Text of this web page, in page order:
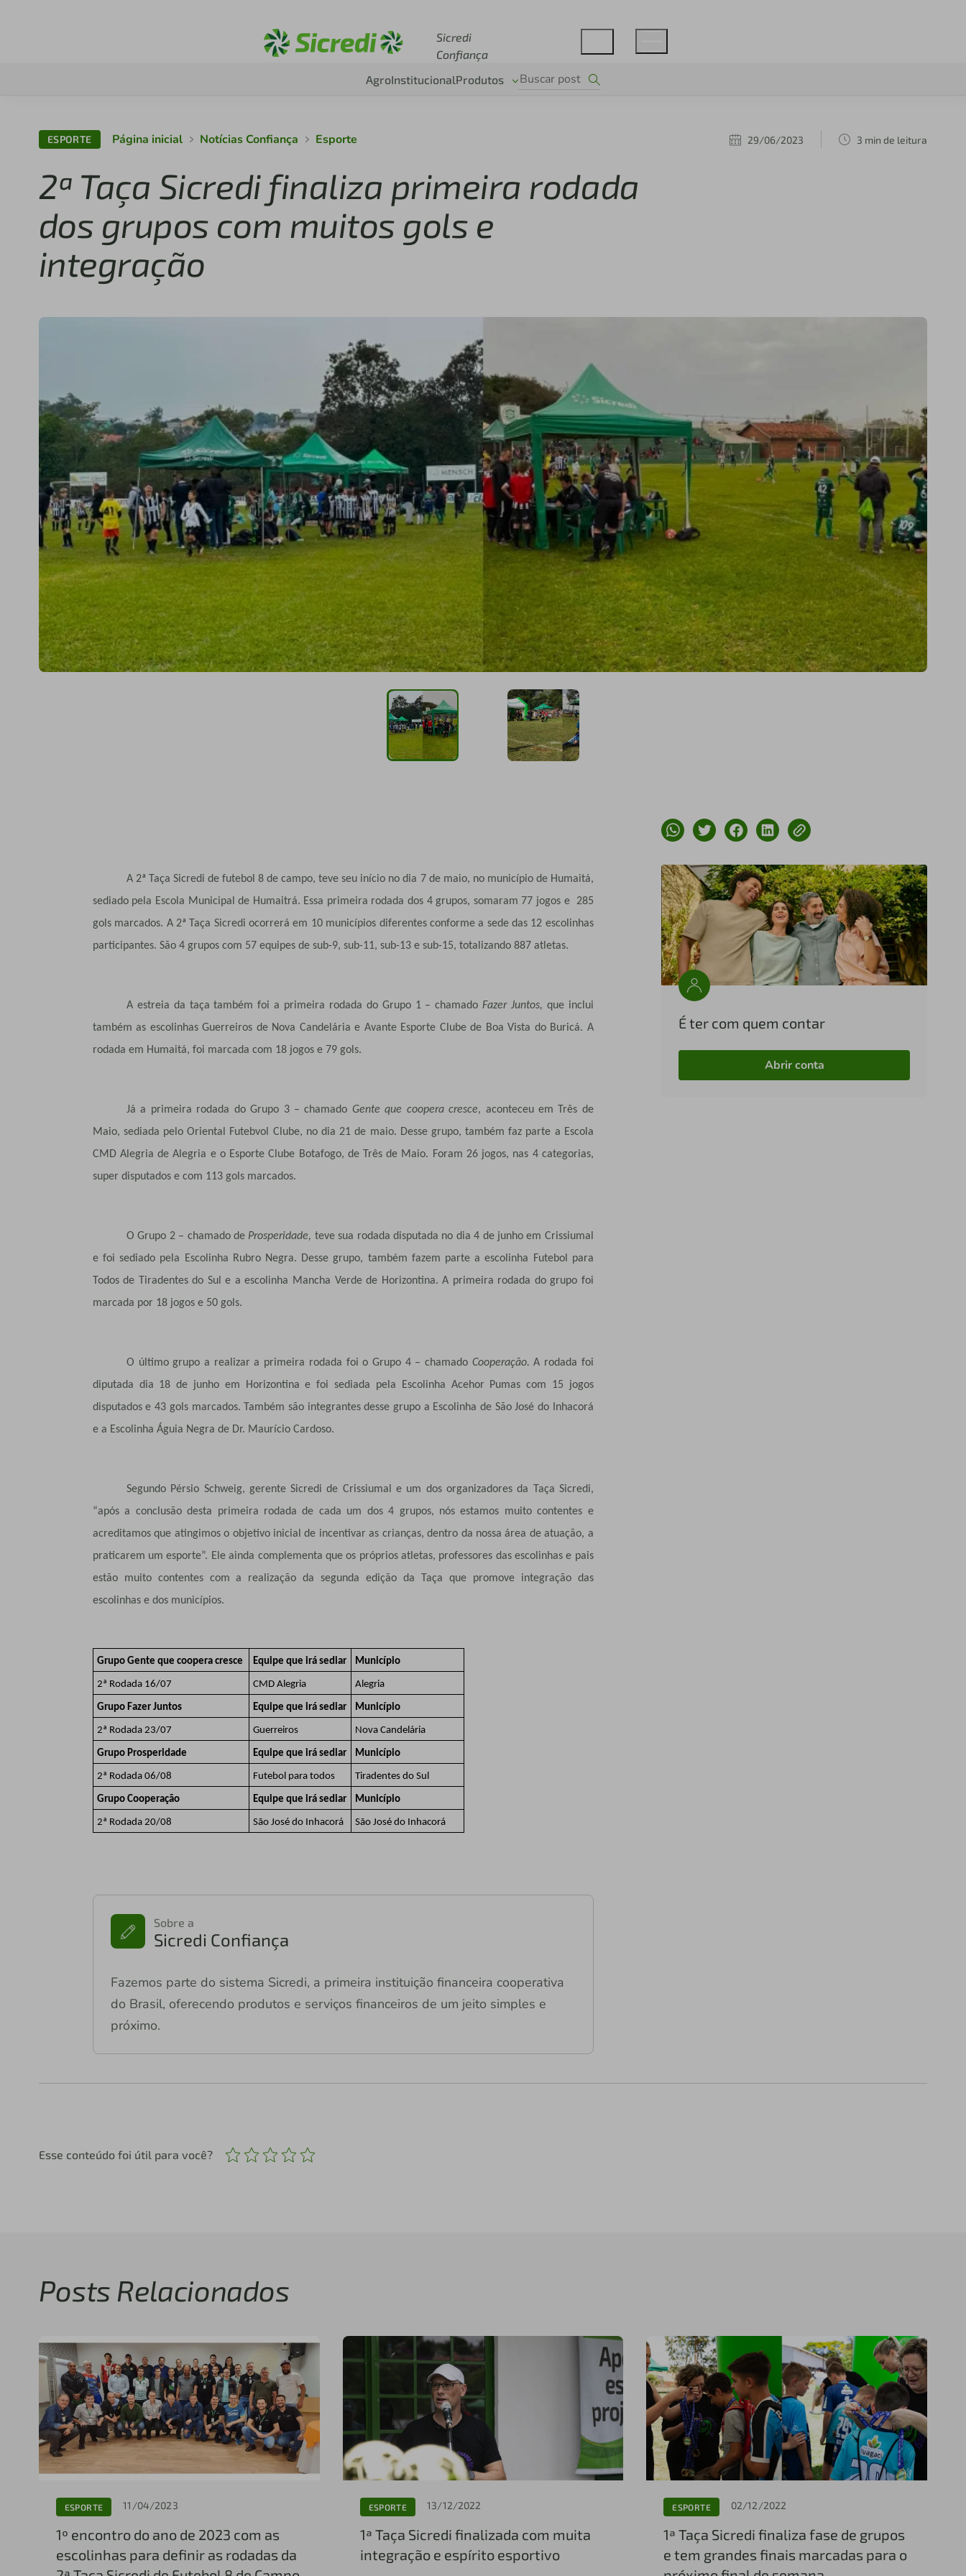
Sicredi
Confiança
AgroInstitucionalProdutos
ESPORTE Página inicial Notícias Confiança Esporte 29/06/2023 3 min de leitura
2ª Taça Sicredi finaliza primeira rodada
dos grupos com muitos gols e
integração
A 2ª Taça Sicredi de futebol 8 de campo, teve seu início no dia 7 de maio, no município de Humaitá,
sediado pela Escola Municipal de Humaitrá. Essa primeira rodada dos 4 grupos, somaram 77 jogos e 285
gols marcados. A 2ª Taça Sicredi ocorrerá em 10 municípios diferentes conforme a sede das 12 escolinhas
participantes. São 4 grupos com 57 equipes de sub-9, sub-11, sub-13 e sub-15, totalizando 887 atletas.
A estreia da taça também foi a primeira rodada do Grupo 1 – chamadoFazer Juntos, que inclui
também as escolinhas Guerreiros de Nova Candelária e Avante Esporte Clube de Boa Vista do Buricá. A
rodada em Humaitá, foi marcada com 18 jogos e 79 gols.
Já a primeira rodada do Grupo 3 – chamado Gente que coopera cresce, aconteceu em Três de
Maio, sediada pelo Oriental Futebvol Clube, no dia 21 de maio. Desse grupo, também faz parte a Escola
CMD Alegria de Alegria e o Esporte Clube Botafogo, de Três de Maio. Foram 26 jogos, nas 4 categorias,
super disputados e com 113 gols marcados.
O Grupo 2 – chamado de Prosperidade, teve sua rodada disputada no dia 4 de junho em Crissiumal
e foi sediado pela Escolinha Rubro Negra. Desse grupo, também fazem parte a escolinha Futebol para
Todos de Tiradentes do Sul e a escolinha Mancha Verde de Horizontina. A primeira rodada do grupo foi
marcada por 18 jogos e 50 gols.
O último grupo a realizar a primeira rodada foi o Grupo 4 – chamado Cooperação.A rodada foi
diputada dia 18 de junho em Horizontina e foi sediada pela Escolinha Acehor Pumas com 15 jogos
disputados e 43 gols marcados. Também são integrantes desse grupo a Escolinha de São José do Inhacorá
e a Escolinha Águia Negra de Dr. Maurício Cardoso.
Segundo Pérsio Schweig, gerente Sicredi de Crissiumal e um dos organizadores da Taça Sicredi,
“após a conclusão desta primeira rodada de cada um dos 4 grupos, nós estamos muito contentes e
acreditamos que atingimos o objetivo inicial de incentivar as crianças, dentro da nossa área de atuação, a
praticarem um esporte”. Ele ainda complementa que os próprios atletas, professores das escolinhas e pais
estão muito contentes com a realização da segunda edição da Taça que promove integração das
escolinhas e dos municípios.
Grupo Gente que coopera cresce Equipe que irá sediar Município
2ª Rodada 16/07 CMD Alegria Alegria
Grupo Fazer Juntos Equipe que irá sediar Município
2ª Rodada 23/07 Guerreiros Nova Candelária
Grupo Prosperidade Equipe que irá sediar Município
2ª Rodada 06/08 Futebol para todos Tiradentes do Sul
Grupo Cooperação Equipe que irá sediar Município
2ª Rodada 20/08 São José do Inhacorá São José do Inhacorá
Sobre a
Sicredi Confiança
Fazemos parte do sistema Sicredi, a primeira instituição financeira cooperativa
do Brasil, oferecendo produtos e serviços financeiros de um jeito simples e
próximo.
É ter com quem contar
Abrir conta
Esse conteúdo foi útil para você?
Posts Relacionados
ESPORTE 11/04/2023
1º encontro do ano de 2023 com as
escolinhas para definir as rodadas da
ESPORTE 13/12/2022
1ª Taça Sicredi finalizada com muita
integração e espírito esportivo
ESPORTE 02/12/2022
1ª Taça Sicredi finaliza fase de grupos
e tem grandes finais marcadas para o